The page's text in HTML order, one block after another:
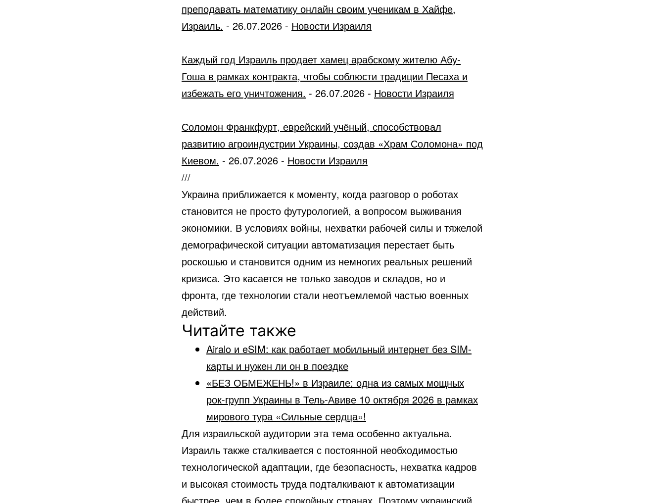
преподавать математику онлайн своим ученикам в Хайфе,
Израиль. - 26.07.2026 - Новости Израиля
Каждый год Израиль продает хамец арабскому жителю Абу-
Гоша в рамках контракта, чтобы соблюсти традиции Песаха и
избежать его уничтожения. - 26.07.2026 - Новости Израиля
Соломон Франкфурт, еврейский учёный, способствовал
развитию агроиндустрии Украины, создав «Храм Соломона» под
Киевом. - 26.07.2026 - Новости Израиля
///
Украина приближается к моменту, когда разговор о роботах
становится не просто футурологией, а вопросом выживания
экономики. В условиях войны, нехватки рабочей силы и тяжелой
демографической ситуации автоматизация перестает быть
роскошью и становится одним из немногих реальных решений
кризиса. Это касается не только заводов и складов, но и
фронта, где технологии стали неотъемлемой частью военных
действий.
Читайте также
Airalo и eSIM: как работает мобильный интернет без SIM-
карты и нужен ли он в поездке
«БЕЗ ОБМЕЖЕНЬ!» в Израиле: одна из самых мощных
рок-групп Украины в Тель-Авиве 10 октября 2026 в рамках
мирового тура «Сильные сердца»!
Для израильской аудитории эта тема особенно актуальна.
Израиль также сталкивается с постоянной необходимостью
технологической адаптации, где безопасность, нехватка кадров
и высокая стоимость труда подталкивают к автоматизации